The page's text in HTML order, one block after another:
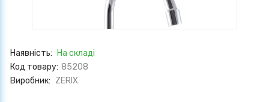
Наявність:
На складі
Код товару: 85208
Виробник: ZERIX